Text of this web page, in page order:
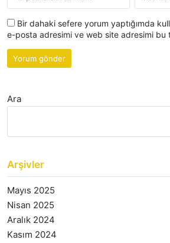
Bir dahaki sefere yorum yaptığımda
e-posta adresimi ve web site adresimi bu
Ara
Arşivler
Mayıs 2025
Nisan 2025
Aralık 2024
Kasım 2024